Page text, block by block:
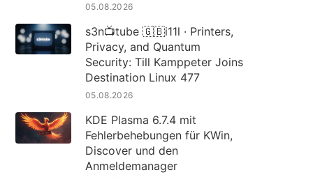
05.08.2026
s3n📺tube 🇬🇧i11l · Printers,
Privacy, and Quantum
Security: Till Kamppeter Joins
Destination Linux 477
05.08.2026
KDE Plasma 6.7.4 mit
Fehlerbehebungen für KWin,
Discover und den
Anmeldemanager